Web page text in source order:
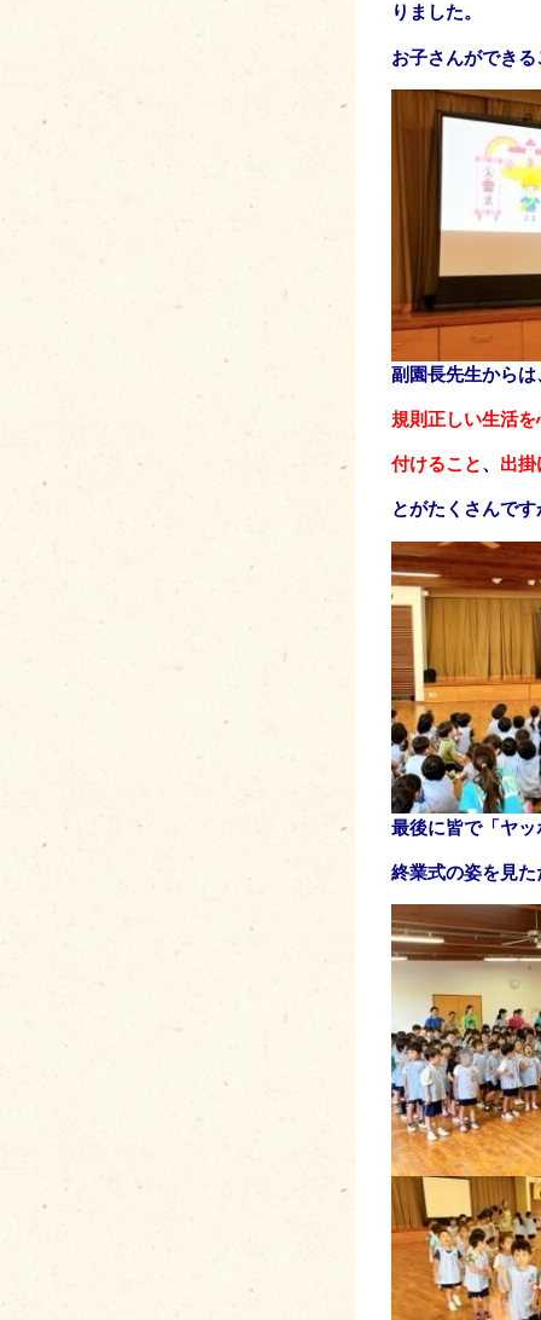
りました。
お子さんができ
副園長先生から
規則正しい生活
付けること、 出
とがたくさんで
最後に皆で「ヤ
終業式の姿を見